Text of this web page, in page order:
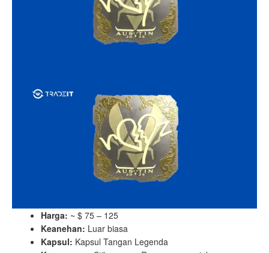
Harga: ~ $ 75 – 125
Keanehan: Luar biasa
Kapsul: Kapsul Tangan Legenda